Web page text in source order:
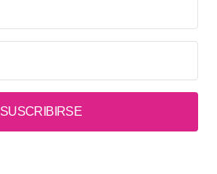
SUSCRIBIRSE